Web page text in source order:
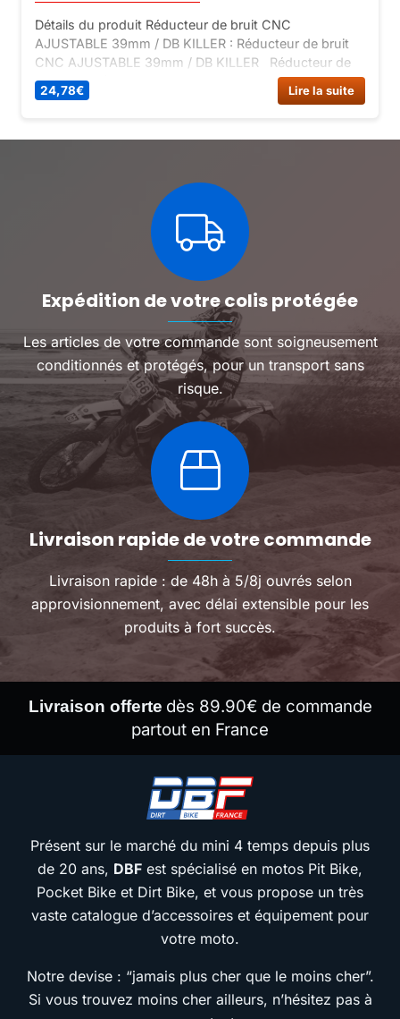
Détails du produit Réducteur de bruit CNC
AJUSTABLE 39mm / DB KILLER : Réducteur de bruit
CNC AJUSTABLE 39mm / DB KILLER Réducteur de
bruit CNC. (DB Killer) Réduit efficacement le niveau
sonore. Diamètre extérieur : 39 mm. Peut s’adapter
24,78€ Lire la suite
Expédition de votre colis protégée
Les articles de votre commande sont soigneusement
conditionnés et protégés, pour un transport sans
risque.
Livraison rapide de votre commande
Livraison rapide : de 48h à 5/8j ouvrés selon
approvisionnement, avec délai extensible pour les
produits à fort succès.
Livraison offerte dès 89.90€ de commande
partout en France
Présent sur le marché du mini 4 temps depuis plus
de 20 ans, DBF est spécialisé en motos Pit Bike,
Pocket Bike et Dirt Bike, et vous propose un très
vaste catalogue d’accessoires et équipement pour
votre moto.
Notre devise : “jamais plus cher que le moins cher”.
Si vous trouvez moins cher ailleurs, n’hésitez pas à